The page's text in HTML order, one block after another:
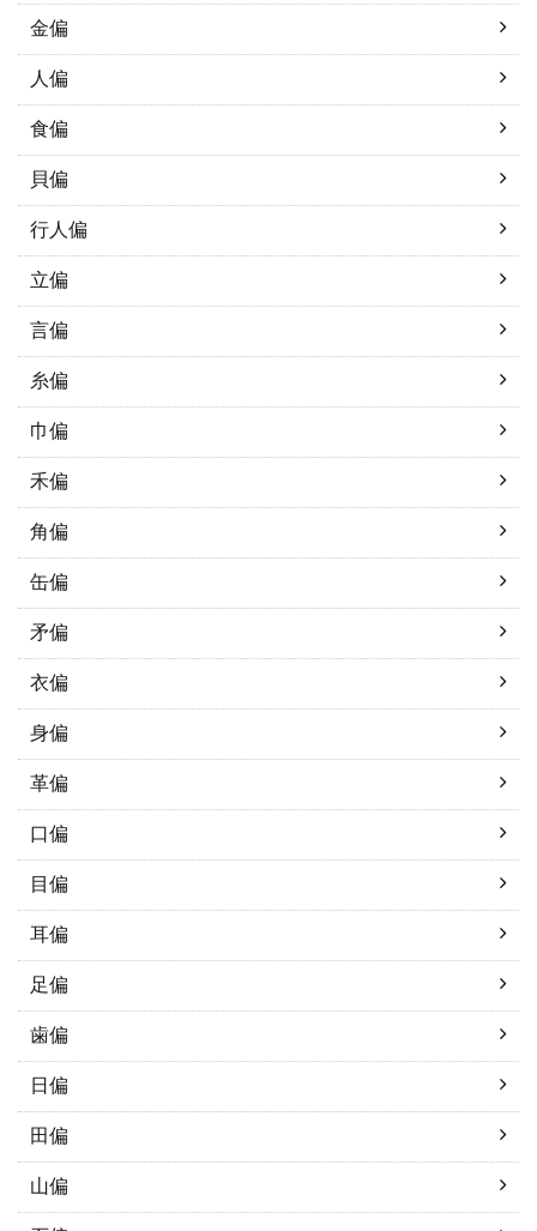
金偏
人偏
食偏
貝偏
行人偏
立偏
言偏
糸偏
巾偏
禾偏
角偏
缶偏
矛偏
衣偏
身偏
革偏
口偏
目偏
耳偏
足偏
歯偏
日偏
田偏
山偏